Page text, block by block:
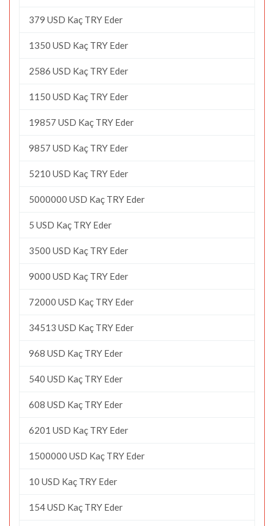
379 USD Kaç TRY Eder
1350 USD Kaç TRY Eder
2586 USD Kaç TRY Eder
1150 USD Kaç TRY Eder
19857 USD Kaç TRY Eder
9857 USD Kaç TRY Eder
5210 USD Kaç TRY Eder
5000000 USD Kaç TRY Eder
5 USD Kaç TRY Eder
3500 USD Kaç TRY Eder
9000 USD Kaç TRY Eder
72000 USD Kaç TRY Eder
34513 USD Kaç TRY Eder
968 USD Kaç TRY Eder
540 USD Kaç TRY Eder
608 USD Kaç TRY Eder
6201 USD Kaç TRY Eder
1500000 USD Kaç TRY Eder
10 USD Kaç TRY Eder
154 USD Kaç TRY Eder